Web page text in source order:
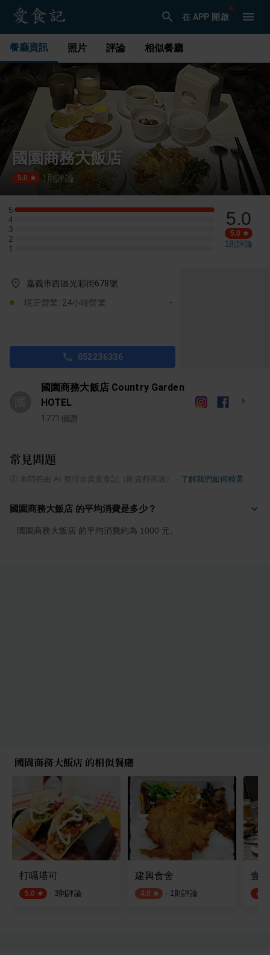
在 APP 開啟
餐廳資訊 照片 評論 相似餐廳
國園商務大飯店
5.0 ·1 則評論
5
5 星：1 則評論
4
4 星：0 則評論
3
3 星：0 則評論
2
2 星：0 則評論
1
1 星：0 則評論
5.0
5.0
1則評論
嘉義市西區光彩街678號
現正營業: 24小時營業
052236336
國園商務大飯店 Country Garden
HOTEL
1771 個讚
常見問題
本問答由 AI 整理自真實食記（附資料來源） 了解我們如何精選
國園商務大飯店 的平均消費是多少？
國園商務大飯店 的平均消費約為 1000 元。
國園商務大飯店 的相似餐廳
打嗝塔可
5.0 · 3則評論
建興食舍
4.0 · 1則評論
壹
4.8